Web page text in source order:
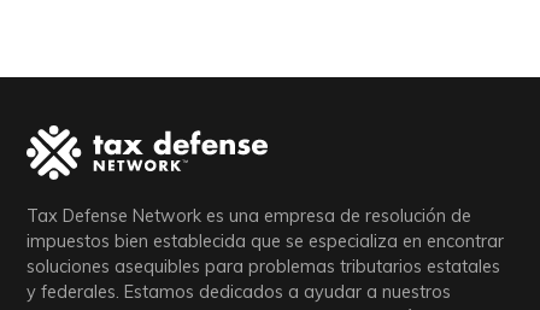
Tax Defense Network es una empresa de resolución de
impuestos bien establecida que se especializa en encontrar
soluciones asequibles para problemas tributarios estatales
y federales. Estamos dedicados a ayudar a nuestros